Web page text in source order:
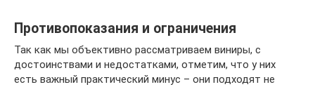
Противопоказания и ограничения
Так как мы объективно рассматриваем виниры, с
достоинствами и недостатками, отметим, что у них
есть важный практический минус – они подходят не